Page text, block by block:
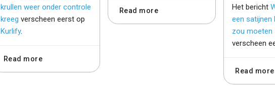
krullen weer onder controle
kreeg verscheen eerst op
Kurlify.
Read more
Read more Het bericht
een satijnen
zou moeten
verscheen
Read more